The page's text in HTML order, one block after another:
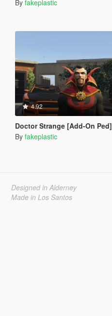
By fakeplastic
4.92
Doctor Strange [Add-On Ped]
By fakeplastic
Designed in Alderney
Made in Los Santos